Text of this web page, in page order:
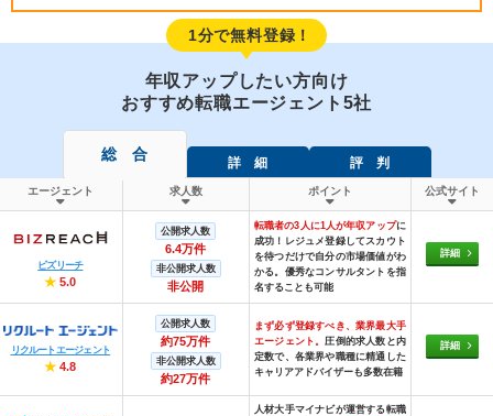
1分で無料登録！
年収アップしたい方向け
おすすめ転職エージェント5社
総 合 詳 細 評 判
エージェント 求人数 ポイント 公式サイト
ビズリーチ
★ 5.0
公開求人数
6.4万件
非公開求人数
非公開
転職者の3人に1人が年収アップに
成功！レジュメ登録してスカウト
を待つだけで自分の市場価値がわ
かる。優秀なコンサルタントを指
名することも可能
詳細
リクルートエージェント
★ 4.8
公開求人数
約75万件
非公開求人数
約27万件
まず必ず登録すべき、業界最大手
エージェント。圧倒的求人数と内
定数で、各業界や職種に精通した
キャリアアドバイザーも多数在籍
詳細
人材大手マイナビが運営する転職